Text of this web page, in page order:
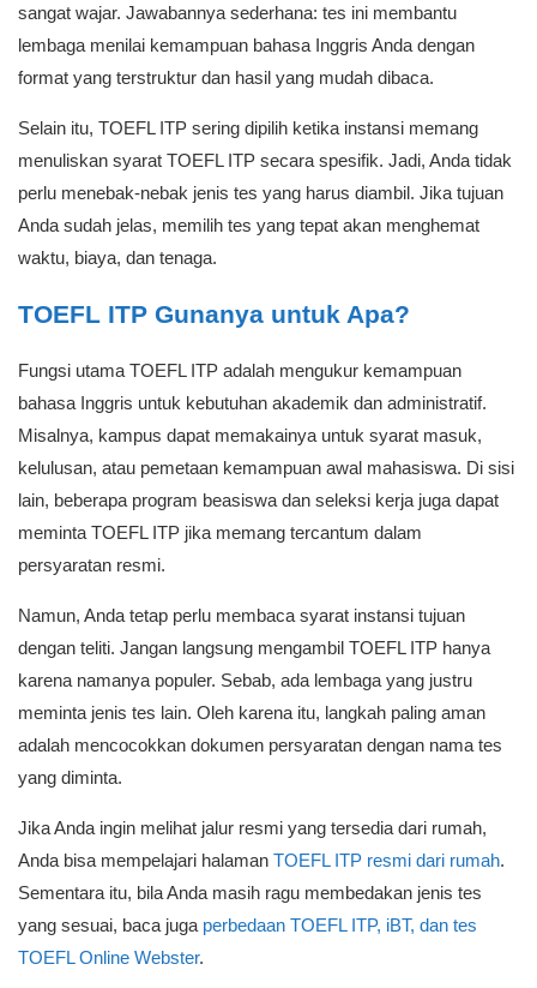
sangat wajar. Jawabannya sederhana: tes ini membantu
lembaga menilai kemampuan bahasa Inggris Anda dengan
format yang terstruktur dan hasil yang mudah dibaca.
Selain itu, TOEFL ITP sering dipilih ketika instansi memang
menuliskan syarat TOEFL ITP secara spesifik. Jadi, Anda tidak
perlu menebak-nebak jenis tes yang harus diambil. Jika tujuan
Anda sudah jelas, memilih tes yang tepat akan menghemat
waktu, biaya, dan tenaga.
TOEFL ITP Gunanya untuk Apa?
Fungsi utama TOEFL ITP adalah mengukur kemampuan
bahasa Inggris untuk kebutuhan akademik dan administratif.
Misalnya, kampus dapat memakainya untuk syarat masuk,
kelulusan, atau pemetaan kemampuan awal mahasiswa. Di sisi
lain, beberapa program beasiswa dan seleksi kerja juga dapat
meminta TOEFL ITP jika memang tercantum dalam
persyaratan resmi.
Namun, Anda tetap perlu membaca syarat instansi tujuan
dengan teliti. Jangan langsung mengambil TOEFL ITP hanya
karena namanya populer. Sebab, ada lembaga yang justru
meminta jenis tes lain. Oleh karena itu, langkah paling aman
adalah mencocokkan dokumen persyaratan dengan nama tes
yang diminta.
Jika Anda ingin melihat jalur resmi yang tersedia dari rumah,
Anda bisa mempelajari halaman TOEFL ITP resmi dari rumah.
Sementara itu, bila Anda masih ragu membedakan jenis tes
yang sesuai, baca juga perbedaan TOEFL ITP, iBT, dan tes
TOEFL Online Webster.